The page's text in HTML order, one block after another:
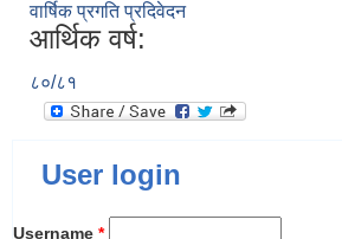
वार्षिक प्रगति प्रदिवेदन
आर्थिक वर्ष:
८०/८१
User login
Username *